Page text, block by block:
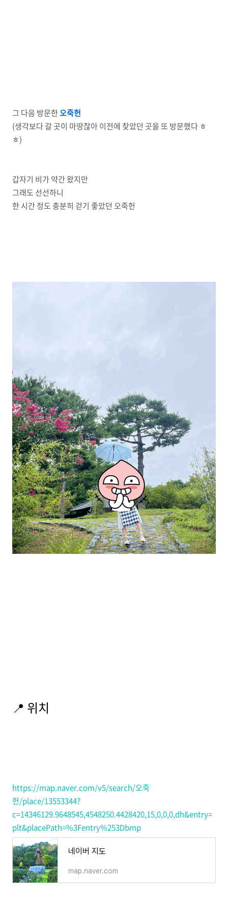
그 다음 방문한오죽헌
(생각보다 갈 곳이 마땅찮아 이전에 찾았던 곳을 또 방문했다 ㅎ
ㅎ)
갑자기 비가 약간 왔지만
그래도 선선하니
한 시간 정도 충분히 걷기 좋았던 오죽헌
📍 위치
https://map.naver.com/v5/search/오죽
헌/place/13553344?
c=14346129.9648545,4548250.4428420,15,0,0,0,dh&entry=
plt&placePath=%3Fentry%253Dbmp
네이버 지도
map.naver.com